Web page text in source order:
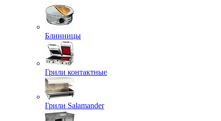
Блинницы
Грили контактные
Грили Salamander